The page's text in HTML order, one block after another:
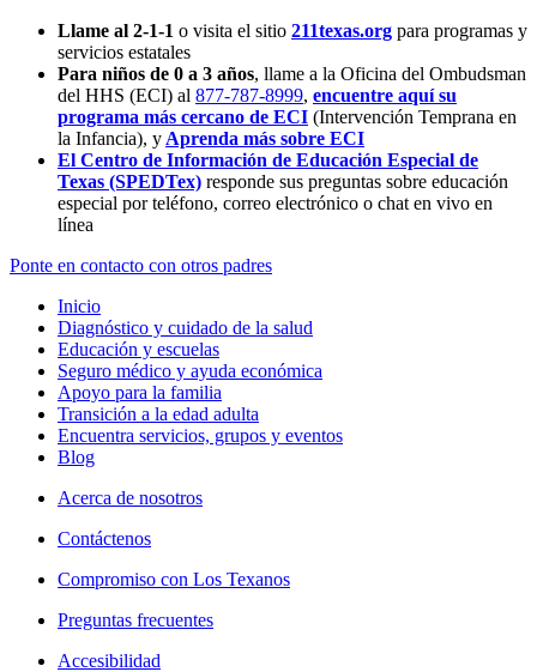
Llame al 2-1-1 o visita el sitio 211texas.org para programas y
servicios estatales
Para niños de 0 a 3 años, llame a la Oficina del Ombudsman
del HHS (ECI) al 877-787-8999, encuentre aquí su
programa más cercano de ECI (Intervención Temprana en
la Infancia), y Aprenda más sobre ECI
El Centro de Información de Educación Especial de
Texas (SPEDTex) responde sus preguntas sobre educación
especial por teléfono, correo electrónico o chat en vivo en
línea
Ponte en contacto con otros padres
Inicio
Diagnóstico y cuidado de la salud
Educación y escuelas
Seguro médico y ayuda económica
Apoyo para la familia
Transición a la edad adulta
Encuentra servicios, grupos y eventos
Blog
Acerca de nosotros
Contáctenos
Compromiso con Los Texanos
Preguntas frecuentes
Accesibilidad